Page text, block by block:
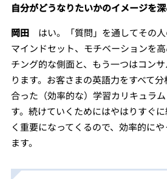
自分がどうなりたいかのイメージを深
岡田はい。「質問」を通してその人
マインドセット、モチベーションを
チング的な側面と、もう一つはコン
ります。お客さまの英語力をすべて
合った（効率的な）学習カリキュラ
す。続けていくためにはやはりすぐ
く重要になってくるので、効率的に
ます。